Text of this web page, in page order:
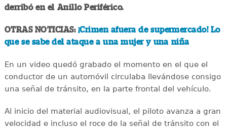
derribó en el Anillo Periférico.
OTRAS NOTICIAS: ¡Crimen afuera de supermercado! Lo
que se sabe del ataque a una mujer y una niña
En un video quedó grabado el momento en el que el
conductor de un automóvil circulaba llevándose consigo
una señal de tránsito, en la parte frontal del vehículo.
Al inicio del material audiovisual, el piloto avanza a gran
velocidad e incluso el roce de la señal de tránsito con el